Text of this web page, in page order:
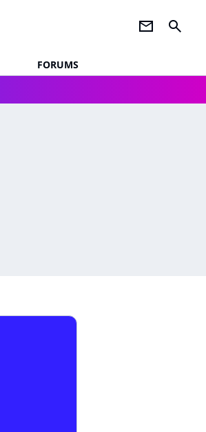
newsletter search
FORUMS